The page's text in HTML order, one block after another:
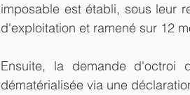
imposable est établi, sous leur
d'exploitation et ramené sur 12
Ensuite, la demande
dématérialisée via une